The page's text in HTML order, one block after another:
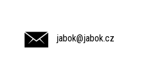
jabok@jabok.cz